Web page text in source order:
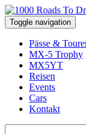
Toggle navigation
Pässe &
MX-5 Trophy
MX5YT
Reisen
Events
Cars
Kontakt